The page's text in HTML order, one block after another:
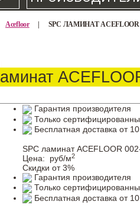
Acefloor SPC ЛАМИНАТ
Гарантия производителя
Только
Бесплатная доставка от
SPC ламинат ACEFLOOR
Цена:
руб/м2
Скидки от 3%
Гарантия производителя
Только
Бесплатная доставка от